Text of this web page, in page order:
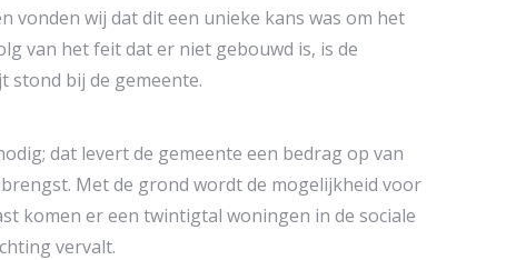
vonden wij dat dit een unieke kans was om het
van het feit dat er niet gebouwd is, is de
stond bij de gemeente.
dat levert de gemeente een bedrag op van
Met de grond wordt de mogelijkheid voor
komen er een twintigtal woningen in de sociale
vervalt.